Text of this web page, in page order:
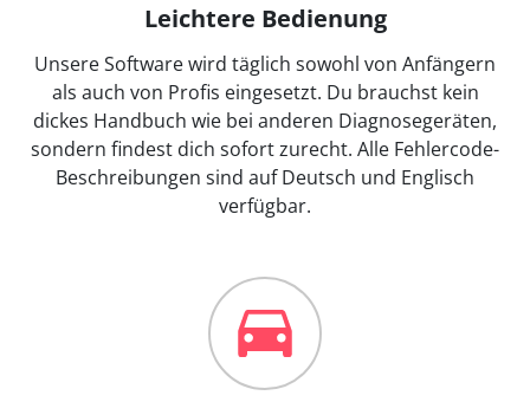
Leichtere Bedienung
Unsere Software wird täglich sowohl von Anfängern
als auch von Profis eingesetzt. Du brauchst kein
dickes Handbuch wie bei anderen Diagnosegeräten,
sondern findest dich sofort zurecht. Alle Fehlercode-
Beschreibungen sind auf Deutsch und Englisch
verfügbar.